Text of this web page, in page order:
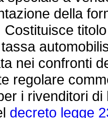
della
nei confronti
regolare
i rivenditori
decreto legge